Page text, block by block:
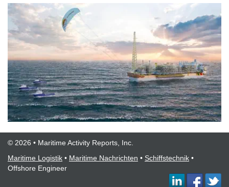
© 2026 • Maritime Activity Reports, Inc.
Maritime Logistik • Maritime Nachrichten • Schiffstechnik •
Offshore Engineer